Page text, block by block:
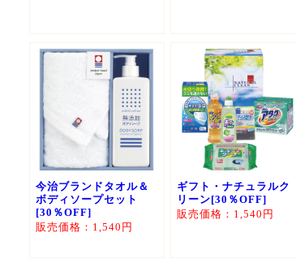
今治ブランドタオル＆
ボディソープセット
[30％OFF]
販売価格：1,540円
ギフト・ナチュラルク
リーン[30％OFF]
販売価格：1,540円